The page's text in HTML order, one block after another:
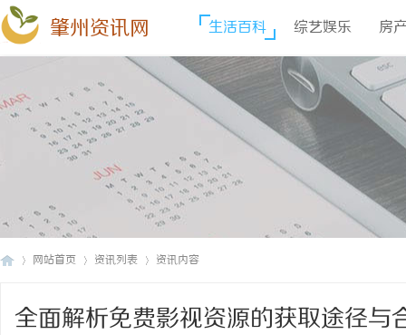
肇州资讯网 生活百科 综艺娱乐 房
网站首页 资讯列表 资讯内容
全面解析免费影视资源的获取途径与